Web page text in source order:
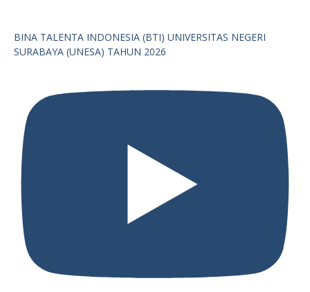
BINA TALENTA INDONESIA (BTI) UNIVERSITAS NEGERI
SURABAYA (UNESA) TAHUN 2026